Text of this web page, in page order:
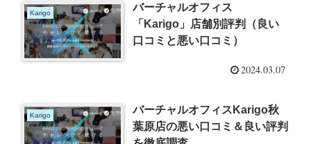
Karigo
バーチャルオフィス
「Karigo」店舗別評判（良い
口コミと悪い口コミ）
2024.03.07
Karigo
バーチャルオフィスKarigo秋
葉原店の悪い口コミ＆良い評判